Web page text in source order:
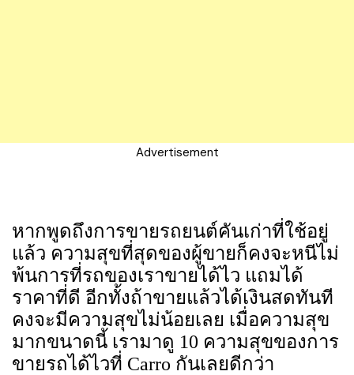
Advertisement
หากพูดถึงการขายรถยนต์คันเก่าที่ใช้อยู่
แล้ว ความสุขที่สุดของผู้ขายก็คงจะหนีไม่
พ้นการที่รถของเราขายได้ไว แถมได้
ราคาที่ดี อีกทั้งถ้าขายแล้วได้เงินสดทันที
คงจะมีความสุขไม่น้อยเลย เมื่อความสุข
มากขนาดนี้ เรามาดู 10 ความสุขของการ
ขายรถได้ไวที่ Carro กันเลยดีกว่า